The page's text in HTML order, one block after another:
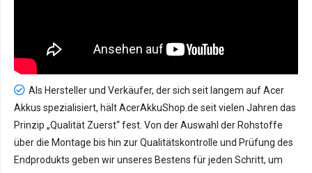
Als Hersteller und Verkäufer, der sich seit langem auf Acer
Akkus spezialisiert, hält AcerAkkuShop.de seit vielen Jahren das
Prinzip „Qualität Zuerst“ fest. Von der Auswahl der Rohstoffe
über die Montage bis hin zur Qualitätskontrolle und Prüfung des
Endprodukts geben wir unseres Bestens für jeden Schritt, um